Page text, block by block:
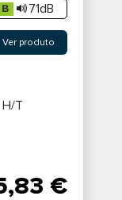
71dB
Ver produto
H/T
€